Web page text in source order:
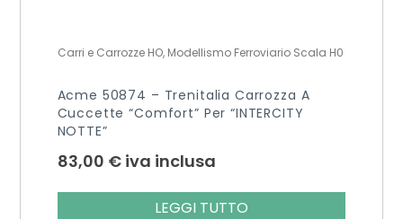
Carri e Carrozze HO, Modellismo Ferroviario Scala H0
Acme 50874 – Trenitalia Carrozza A
Cuccette “Comfort” Per “INTERCITY
NOTTE”
83,00 € iva inclusa
LEGGI TUTTO